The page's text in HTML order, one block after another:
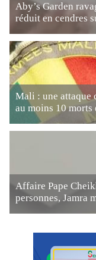
Aby’s Garden
réduit en cendres
Mali : une attaque
au moins 10 morts
Affaire Pape
personnes, Jamra